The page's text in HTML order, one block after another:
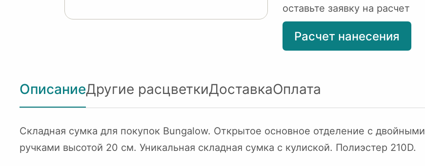
оставьте заявку на расчет
Расчет нанесения
ОписаниеДругие расцветкиДоставкаОплата
Складная сумка для покупок Bungalow. Открытое основное отделение с двойными
ручками высотой 20 см. Уникальная складная сумка с кулиской. Полиэстер 210D.